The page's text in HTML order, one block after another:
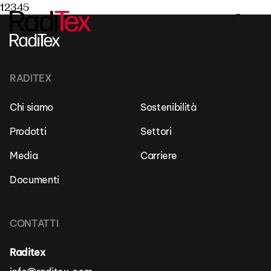
Contatti
Italiano
Italiano
Settori
Prodotti
Media
12345
RADITEX
Chi siamo
Sostenibilità
Prodotti
Settori
Media
Carriere
Documenti
CONTATTI
Raditex